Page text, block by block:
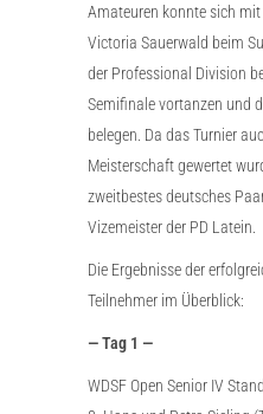
Amateuren konnte sich
Victoria Sauerwald beim
der Professional Division
Semifinale vortanzen und
belegen. Da das Turnier
Meisterschaft gewertet
zweitbestes deutsches
Vizemeister der PD Latein.
Die Ergebnisse der
Teilnehmer im Überblick:
— Tag 1 —
WDSF Open Senior IV